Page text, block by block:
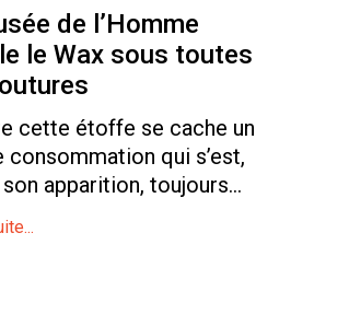
de l’Homme
le Wax sous toutes
cette étoffe se cache un
consommation qui s’est,
apparition, toujours...